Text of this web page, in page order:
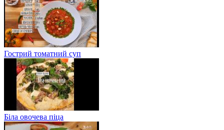
Гострий томатний суп
Біла овочева піца